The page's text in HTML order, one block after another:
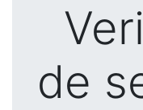
de